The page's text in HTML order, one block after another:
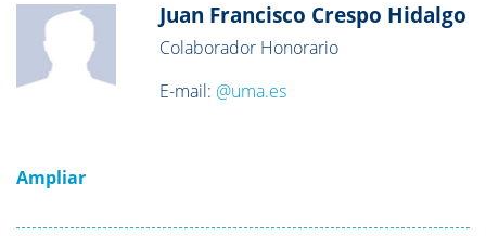
Juan Francisco Crespo Hidalgo
Colaborador Honorario
E-mail: @uma.es
Ampliar